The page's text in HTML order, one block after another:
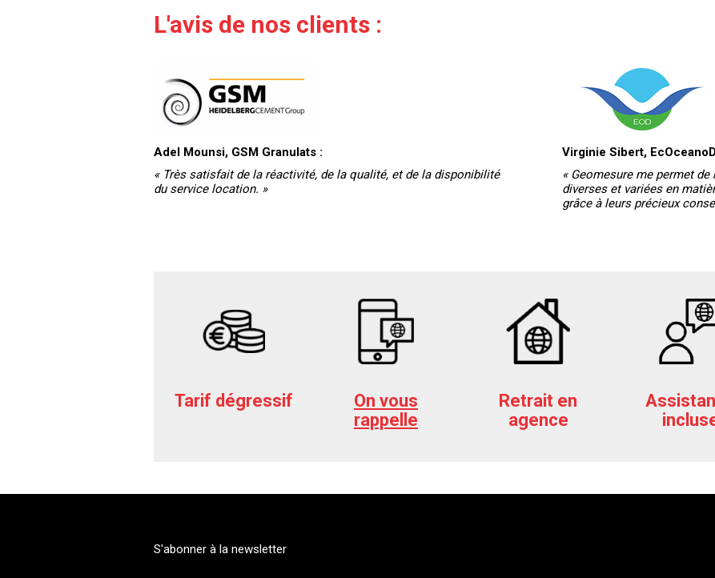
L'avis de nos clients :
Adel Mounsi, GSM Granulats :
« Très satisfait de la réactivité, de la qualité, et de la disponibilité
du service location. »
Virginie Sibert,
« Geomesure me permet
diverses et variées en
grâce à leurs précieux
Tarif dégressif
On vous
rappelle
Retrait en
agence
S'abonner à la newsletter